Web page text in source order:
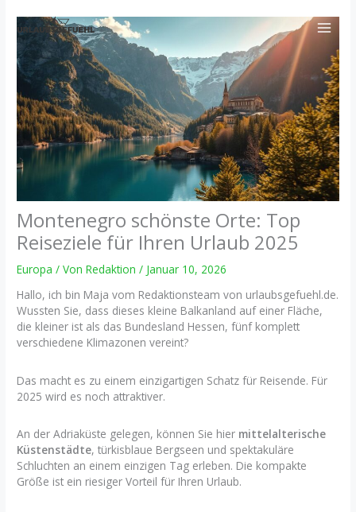
Inhalt
springen
Montenegro schönste Orte: Top
Reiseziele für Ihren Urlaub 2025
Europa / VonRedaktion/ Januar 10, 2026
Hallo, ich bin Maja vom Redaktionsteam von urlaubsgefuehl.de.
Wussten Sie, dass dieses kleine Balkanland auf einer Fläche,
die kleiner ist als das Bundesland Hessen, fünf komplett
verschiedene Klimazonen vereint?
Das macht es zu einem einzigartigen Schatz für Reisende. Für
2025 wird es noch attraktiver.
An der Adriaküste gelegen, können Sie hier mittelalterische
Küstenstädte, türkisblaue Bergseen und spektakuläre
Schluchten an einem einzigen Tag erleben. Die kompakte
Größe ist ein riesiger Vorteil für Ihren Urlaub.